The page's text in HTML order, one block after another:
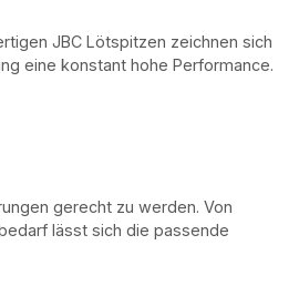
JBC Lötspitzen zeichnen sich
eine konstant hohe Performance.
gerecht zu werden. Von
lässt sich die passende